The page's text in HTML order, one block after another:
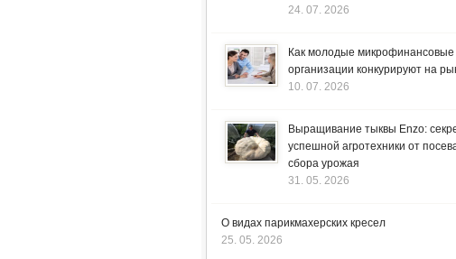
24. 07. 2026
Как молодые микрофинансовые
организации конкурируют на
10. 07. 2026
Выращивание тыквы Enzo:
успешной агротехники от
сбора урожая
31. 05. 2026
О видах парикмахерских кресел
25. 05. 2026